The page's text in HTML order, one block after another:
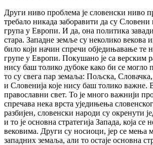
Други ниво проблема је словенски ниво
требало никада заборавити да су Словени
група у Европи. И да, она политика завади
стара. Западне земље су неколико векова
било који начин спречи обједињавање те
групе у Европи. Покушано је са верским
нису баш толико дубоке како би се могло
то су свега пар земаља: Пољска,
и Словенија које нису баш толико важне.
православни свет. То је много важнији
спречава нека врста уједињења
разбијен, словенски народи су окренути
и то је основна стратегија Запада, која се
вековима. Други су носиоци, јер се мења
западних земаља, али то остаје основна